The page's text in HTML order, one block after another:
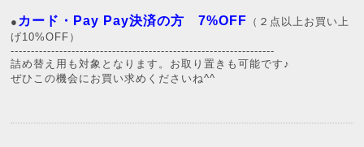
● カード・Pay Pay決済の方 7%OFF （２点以上お買い上
げ10%OFF）
-----------------------------------------------------------------
詰め替え用も対象となります。お取り置きも可能です♪
ぜひこの機会にお買い求めくださいね^^